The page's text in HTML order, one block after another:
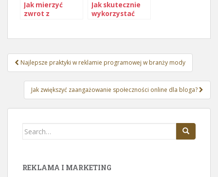
Jak mierzyć
zwrot z
Jak skutecznie
wykorzystać
Nawigacja
wpisu
Najlepsze praktyki w reklamie programowej w branży mody
Jak zwiększyć zaangażowanie społeczności online dla bloga?
Search
REKLAMA I MARKETING